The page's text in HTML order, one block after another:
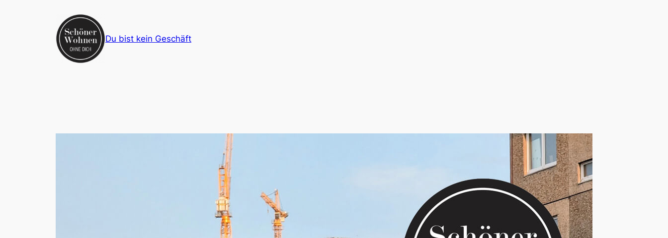
Du bist kein Geschäft